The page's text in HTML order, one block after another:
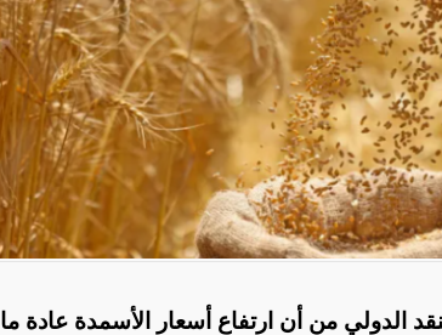
الدولي من أن ارتفاع أسعار الأسمدة عادة ما